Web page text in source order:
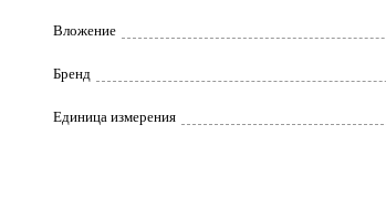
Вложение
Бренд
Единица измерения